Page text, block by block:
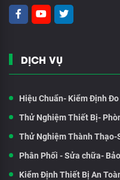
DỊCH VỤ
Hiệu Chuẩn- Kiểm Định
Thử Nghiệm Thiết Bị-
Thử Nghiệm Thành Thạo-
Phân Phối - Sửa chữa-
Kiểm Định Thiết Bị An